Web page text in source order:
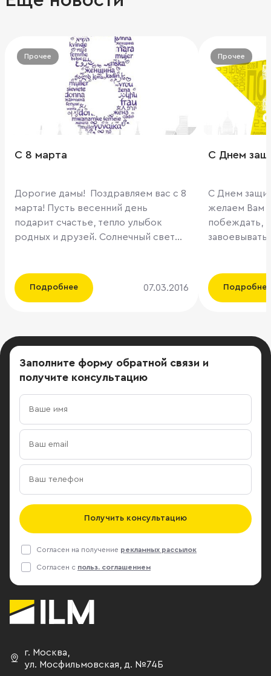
Прочее
C 8 марта
Дорогие дамы! Поздравляем вас с 8
марта! Пусть весенний день
подарит счастье, тепло улыбок
родных и друзей. Солнечный свет
глаза засияют счастьем и весенним
светом. Искренне желаем любви и
спокойствия в ваших сердцах.
открыты для новых, прекрасных
горизонтов!
Подробнее 07.03.2016
Прочее
С Днем
С Днем
желаем Вам
побеждать,
ни были!
наполнена
и новым
Подробнее
Заполните форму обратной связи и
получите консультацию
Получить консультацию
Согласен на получение рекламных рассылок
Согласен с польз. соглашением
г. Москва
ул. Мосфильмовская,
д. №74Б